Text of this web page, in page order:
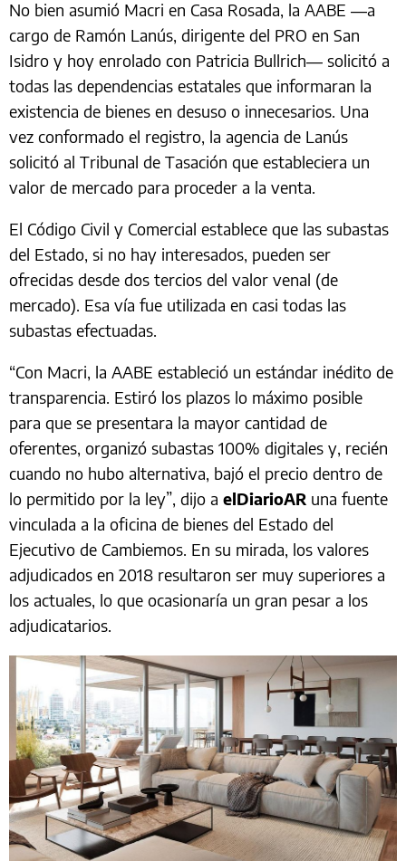
No bien asumió Macri en Casa Rosada, la AABE —a
cargo de Ramón Lanús, dirigente del PRO en San
Isidro y hoy enrolado con Patricia Bullrich— solicitó a
todas las dependencias estatales que informaran la
existencia de bienes en desuso o innecesarios. Una
vez conformado el registro, la agencia de Lanús
solicitó al Tribunal de Tasación que estableciera un
valor de mercado para proceder a la venta.
El Código Civil y Comercial establece que las subastas
del Estado, si no hay interesados, pueden ser
ofrecidas desde dos tercios del valor venal (de
mercado). Esa vía fue utilizada en casi todas las
subastas efectuadas.
“Con Macri, la AABE estableció un estándar inédito de
transparencia. Estiró los plazos lo máximo posible
para que se presentara la mayor cantidad de
oferentes, organizó subastas 100% digitales y, recién
cuando no hubo alternativa, bajó el precio dentro de
lo permitido por la ley”, dijo a elDiarioAR una fuente
vinculada a la oficina de bienes del Estado del
Ejecutivo de Cambiemos. En su mirada, los valores
adjudicados en 2018 resultaron ser muy superiores a
los actuales, lo que ocasionaría un gran pesar a los
adjudicatarios.